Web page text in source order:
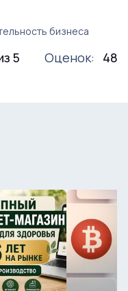
бизнеса
5 Оценок: 48